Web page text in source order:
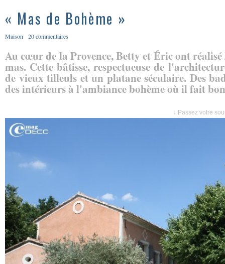
« Mas de Bohème »
Maison 20 commentaires
Au cœur de la Provence, Betty et Éric ont
mas. Cette bâtisse, respectueuse de
de vieux tilleuls et un platane séculaire. Des
des intérieurs à l'ambiance bohème où il fait
↓ Passez votre